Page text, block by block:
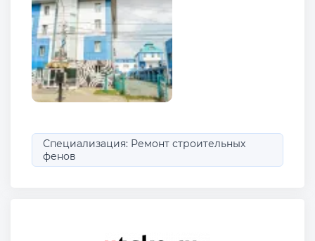
Специализация: Ремонт строительных
фенов